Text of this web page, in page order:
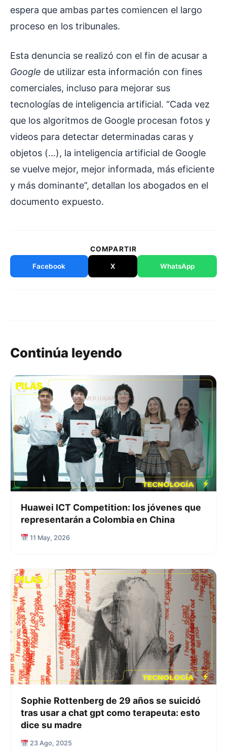
espera que ambas partes comiencen el largo
proceso en los tribunales.
Esta denuncia se realizó con el fin de acusar a
Google de utilizar esta información con fines
comerciales, incluso para mejorar sus
tecnologías de inteligencia artificial. “Cada vez
que los algoritmos de Google procesan fotos y
videos para detectar determinadas caras y
objetos (…), la inteligencia artificial de Google
se vuelve mejor, mejor informada, más eficiente
y más dominante”, detallan los abogados en el
documento expuesto.
COMPARTIR
Facebook X WhatsApp
Continúa leyendo
Huawei ICT Competition: los jóvenes que
representarán a Colombia en China
11 May, 2026
Sophie Rottenberg de 29 años se suicidó
tras usar a chat gpt como terapeuta: esto
dice su madre
23 Ago, 2025